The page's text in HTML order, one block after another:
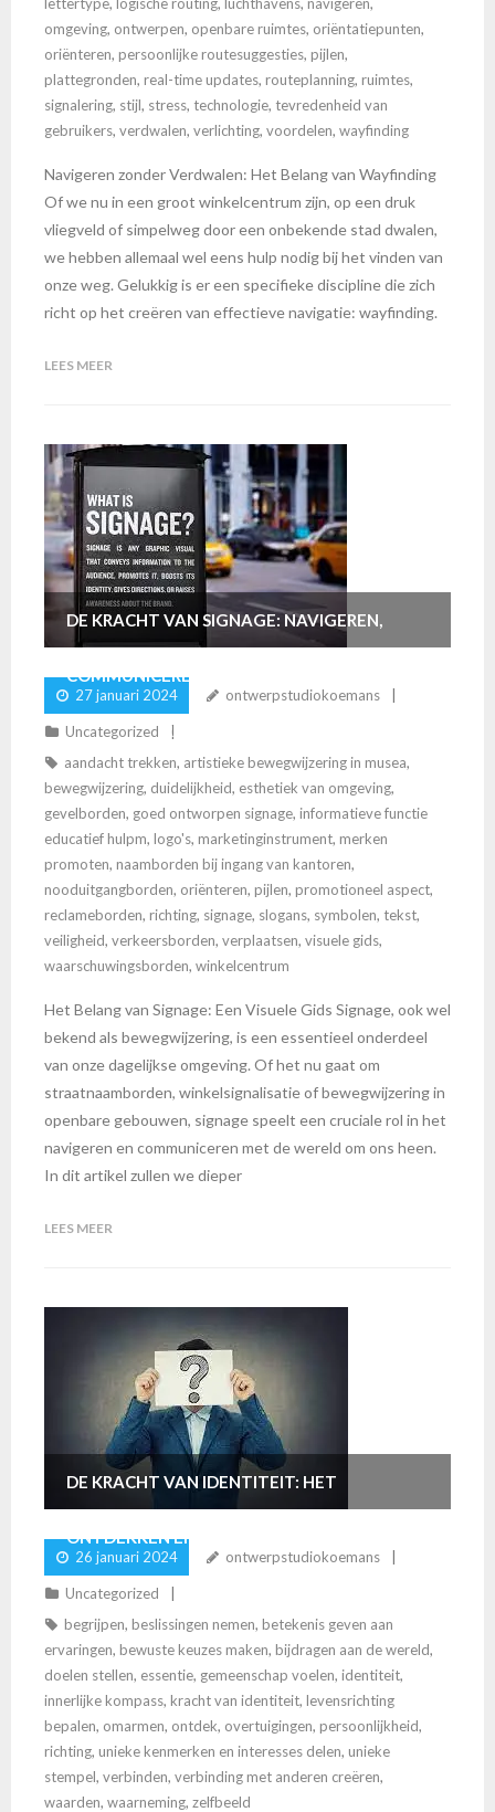
omgeving, ontwerpen, openbare ruimtes, oriëntatiepunten,
oriënteren, persoonlijke routesuggesties, pijlen,
plattegronden, real-time updates, routeplanning, ruimtes,
signalering, stijl, stress, technologie, tevredenheid van
gebruikers, verdwalen, verlichting, voordelen, wayfinding
Navigeren zonder Verdwalen: Het Belang van Wayfinding
Of we nu in een groot winkelcentrum zijn, op een druk
vliegveld of simpelweg door een onbekende stad dwalen,
we hebben allemaal wel eens hulp nodig bij het vinden van
onze weg. Gelukkig is er een specifieke discipline die zich
richt op het creëren van effectieve navigatie: wayfinding.
LEES MEER
DE KRACHT VAN SIGNAGE: NAVIGEREN,
COMMUNICEREN EN PROMOTEN IN DE
VISUELE WERELD
27 januari 2024 ontwerpstudiokoemans
Uncategorized
aandacht trekken, artistieke bewegwijzering in musea,
bewegwijzering, duidelijkheid, esthetiek van omgeving,
gevelborden, goed ontworpen signage, informatieve functie
educatief hulpm, logo's, marketinginstrument, merken
promoten, naamborden bij ingang van kantoren,
nooduitgangborden, oriënteren, pijlen, promotioneel aspect,
reclameborden, richting, signage, slogans, symbolen, tekst,
veiligheid, verkeersborden, verplaatsen, visuele gids,
waarschuwingsborden, winkelcentrum
Het Belang van Signage: Een Visuele Gids Signage, ook wel
bekend als bewegwijzering, is een essentieel onderdeel
van onze dagelijkse omgeving. Of het nu gaat om
straatnaamborden, winkelsignalisatie of bewegwijzering in
openbare gebouwen, signage speelt een cruciale rol in het
navigeren en communiceren met de wereld om ons heen.
In dit artikel zullen we dieper
LEES MEER
DE KRACHT VAN IDENTITEIT: HET
ONTDEKKEN EN VORMGEVEN VAN JOUW
UNIEKE ZELF
26 januari 2024 ontwerpstudiokoemans
Uncategorized
begrijpen, beslissingen nemen, betekenis geven aan
ervaringen, bewuste keuzes maken, bijdragen aan de wereld,
doelen stellen, essentie, gemeenschap voelen, identiteit,
innerlijke kompass, kracht van identiteit, levensrichting
bepalen, omarmen, ontdek, overtuigingen, persoonlijkheid,
richting, unieke kenmerken en interesses delen, unieke
stempel, verbinden, verbinding met anderen creëren,
waarden, waarneming, zelfbeeld